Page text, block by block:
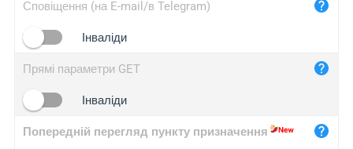
Сповіщення (на E-mail/в Telegram)
Інваліди
Прямі параметри GET
Інваліди
Попередній перегляд пункту призначення